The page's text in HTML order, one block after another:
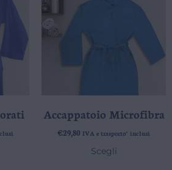
Accappatoio Microfibra
€29,80 IVA e trasporto* inclusi
Scegli